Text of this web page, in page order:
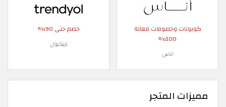
كوبونات وخصومات فعالة
100%
اناس
خصم حتى 90%
ترينديول
مميزات المتجر